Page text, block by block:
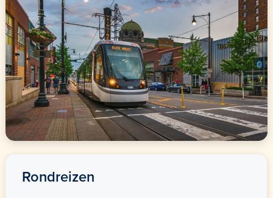
Rondreizen